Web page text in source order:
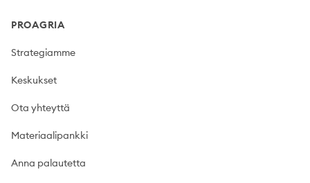
PROAGRIA
Strategiamme
Keskukset
Ota yhteyttä
Materiaalipankki
Anna palautetta